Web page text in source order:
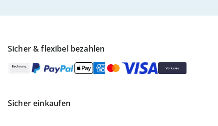
Sicher & flexibel bezahlen
Sicher einkaufen